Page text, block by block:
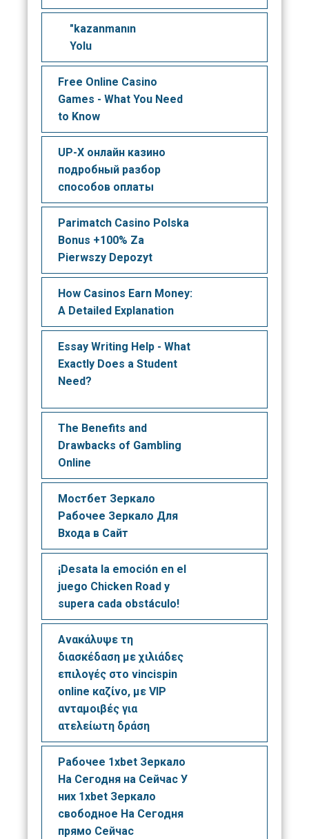
"kazanmanın
Yolu
Free Online Casino
Games - What You Need
to Know
UP-X онлайн казино
подробный разбор
способов оплаты
Parimatch Casino Polska
Bonus +100% Za
Pierwszy Depozyt
How Casinos Earn Money:
A Detailed Explanation
Essay Writing Help - What
Exactly Does a Student
Need?
The Benefits and
Drawbacks of Gambling
Online
Мостбет Зеркало
Рабочее Зеркало Для
Входа в Сайт
¡Desata la emoción en el
juego Chicken Road y
supera cada obstáculo!
Ανακάλυψε τη
διασκέδαση με χιλιάδες
επιλογές στο vincispin
online καζίνο, με VIP
ανταμοιβές για
ατελείωτη δράση
Рабочее 1xbet Зеркало
На Сегодня на Сейчас У
них 1xbet Зеркало
свободное На Сегодня
прямо Сейчас